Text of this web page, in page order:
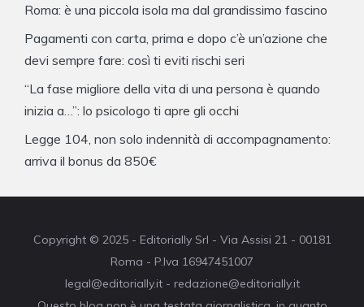
Roma: è una piccola isola ma dal grandissimo fascino
Pagamenti con carta, prima e dopo c’è un’azione che
devi sempre fare: così ti eviti rischi seri
“La fase migliore della vita di una persona è quando
inizia a…”: lo psicologo ti apre gli occhi
Legge 104, non solo indennità di accompagnamento:
arriva il bonus da 850€
Copyright © 2025 - Editorially Srl - Via Assisi 21 - 00181
Roma - P.Iva 16947451007
legal@editorially.it - redazione@editorially.it